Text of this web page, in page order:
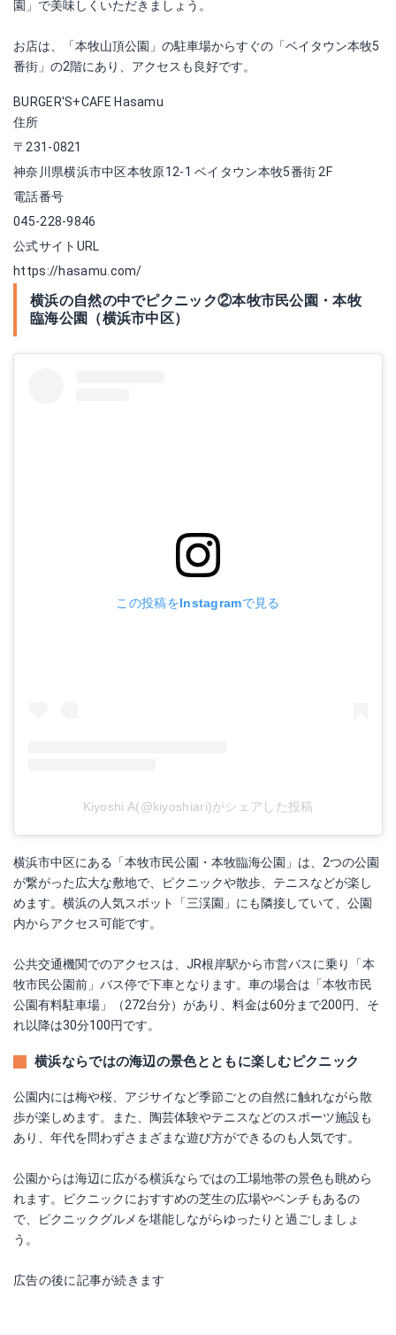
園」で美味しくいただきましょう。
お店は、「本牧山頂公園」の駐車場からすぐの「ベイタウン本牧5
番街」の2階にあり、アクセスも良好です。
BURGER'S+CAFE Hasamu
住所
〒231-0821
神奈川県横浜市中区本牧原12-1 ベイタウン本牧5番街 2F
電話番号
045-228-9846
公式サイトURL
https://hasamu.com/
横浜の自然の中でピクニック②本牧市民公園・本牧
臨海公園（横浜市中区）
この投稿をInstagramで見る
Kiyoshi A(@kiyoshiari)がシェアした投稿
横浜市中区にある「本牧市民公園・本牧臨海公園」は、2つの公園
が繋がった広大な敷地で、ピクニックや散歩、テニスなどが楽し
めます。横浜の人気スポット「三渓園」にも隣接していて、公園
内からアクセス可能です。
公共交通機関でのアクセスは、JR根岸駅から市営バスに乗り「本
牧市民公園前」バス停で下車となります。車の場合は「本牧市民
公園有料駐車場」（272台分）があり、料金は60分まで200円、そ
れ以降は30分100円です。
横浜ならではの海辺の景色とともに楽しむピクニック
公園内には梅や桜、アジサイなど季節ごとの自然に触れながら散
歩が楽しめます。また、陶芸体験やテニスなどのスポーツ施設も
あり、年代を問わずさまざまな遊び方ができるのも人気です。
公園からは海辺に広がる横浜ならではの工場地帯の景色も眺めら
れます。ピクニックにおすすめの芝生の広場やベンチもあるの
で、ピクニックグルメを堪能しながらゆったりと過ごしましょ
う。
広告の後に記事が続きます